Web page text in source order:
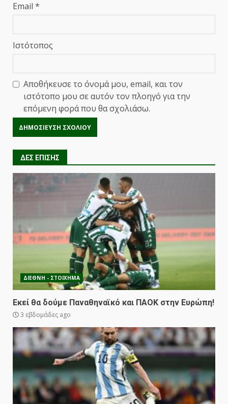
Email *
Ιστότοπος
Αποθήκευσε το όνομά μου, email, και τον
ιστότοπο μου σε αυτόν τον πλοηγό για την
επόμενη φορά που θα σχολιάσω.
ΔΕΣ ΕΠΙΣΗΣ
ΔΙΕΘΝΗ - ΣΤΟΙΧΗΜΑ
Εκεί θα δούμε Παναθηναϊκό και ΠΑΟΚ στην Ευρώπη!
3 εβδομάδες ago